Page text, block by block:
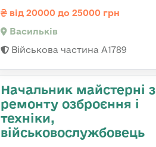
від 20000 до 25000 грн
Васильків
Військова частина А1789
Начальник майстеpні з
ремонту озбpоєння і
техніки,
військовослужбовець